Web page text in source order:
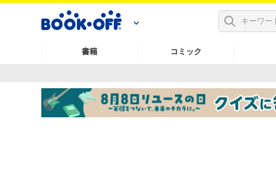
書籍 コミック